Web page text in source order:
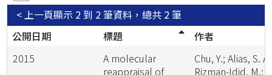
顯示 2 到 2 筆資料，總共 2 筆
< 上一頁
公開日期
標題
作者
2015
A molecular
reappraisal of
Chu, Y.; Alias, S.
Rizman-Idid, M.;